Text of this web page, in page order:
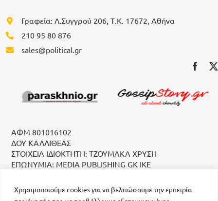
Χρησιμοποιούμε cookies για να βελτιώσουμε την εμπειρία
Γραφεία: Λ.Συγγρού 206, Τ.Κ. 17672, Αθήνα
210 95 80 876
sales@political.gr
ΑΦΜ 801016102
ΔΟΥ ΚΑΛΛΙΘΕΑΣ
ΣΤΟΙΧΕΙΑ ΙΔΙΟΚΤΗΤΗ: ΤΖΟΥΜΑΚΑ ΧΡΥΣΗ
ΕΠΩΝΥΜΙΑ: MEDIA PUBLISHING GK IKE